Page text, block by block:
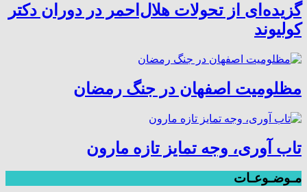
گزیده‌ای از تحولات هلال‌احمر در دوران دکتر
کولیوند
مظلومیت اصفهان در جنگ رمضان
تاب آوری، وجه تمایز تازه مارون
مـوضـوعـات